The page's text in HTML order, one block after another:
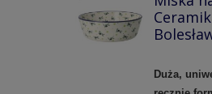
Duża,